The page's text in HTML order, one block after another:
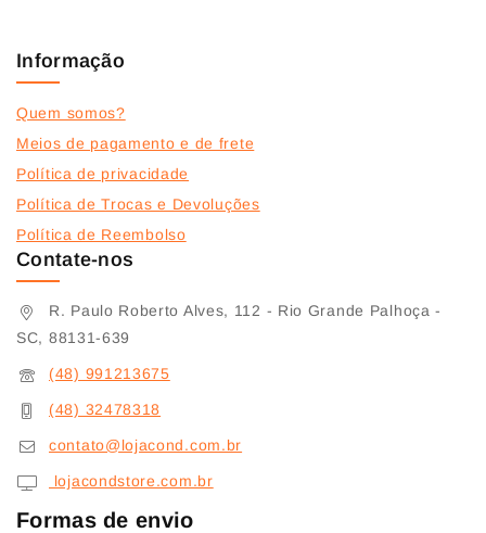
Informação
Quem somos?
Meios de pagamento e de frete
Política de privacidade
Política de Trocas e Devoluções
Política de Reembolso
Contate-nos
R. Paulo Roberto Alves, 112 - Rio Grande Palhoça -
SC, 88131-639
(48) 991213675
(48) 32478318
contato@lojacond.com.br
lojacondstore.com.br
Formas de envio